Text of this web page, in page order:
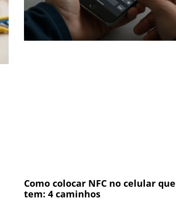
Como colocar NFC no celular
tem: 4 caminhos